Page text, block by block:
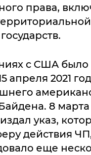
права,
с США было
апреля 2021
8 марта
указ,
действия
еще